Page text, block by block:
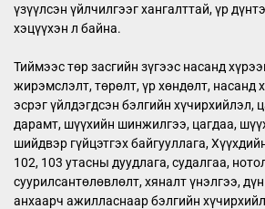
үзүүлсэн үйлчилгээг хангалттай, үр
хэцүүхэн л байна.
Тиймээс төр засгийн зүгээс насанд
жирэмслэлт, төрөлт, үр хөндөлт, насанд
эсрэг үйлдэгдсэн бэлгийн хүчирхийлэл,
дарамт, шүүхийн шинжилгээ, цагдаа,
шийдвэр гүйцэтгэх байгууллага,
102, 103 утасны дуудлага, судалгаа,
суурилсантөлөвлөлт, хяналт үнэлгээ,
анхаарч ажилласнаар бэлгийн